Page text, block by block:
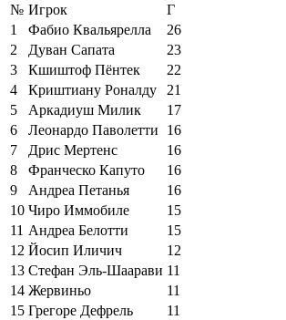
№ Игрок
Г
1
Фабио Квальярелла
26
2
Дуван Сапата
23
3
Кшиштоф Пёнтек
22
4
Криштиану Роналду
21
5
Аркадиуш Милик
17
6
Леонардо Паволетти
16
7
Дрис Мертенс
16
8
Франческо Капуто
16
9
Андреа Петанья
16
10 Чиро Иммобиле
15
11 Андреа Белотти
15
12 Йосип Иличич
12
13 Стефан Эль-Шаарави 11
14 Жервиньо
11
15 Грегоре Дефрель
11